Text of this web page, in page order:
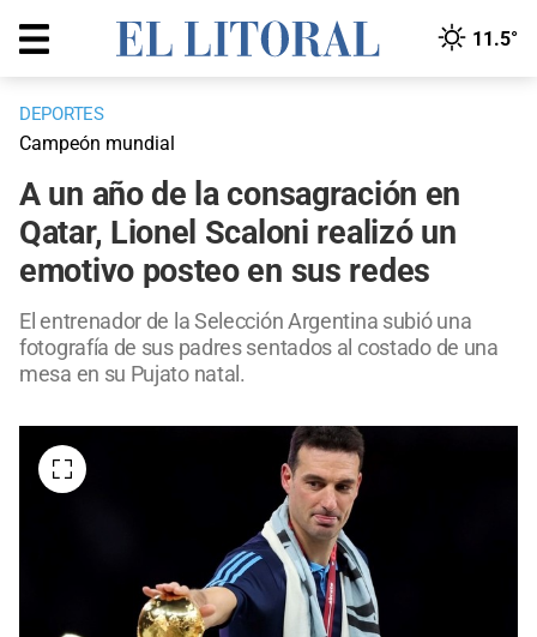
11.5°
DEPORTES
Campeón mundial
A un año de la consagración en
Qatar, Lionel Scaloni realizó un
emotivo posteo en sus redes
El entrenador de la Selección Argentina subió una
fotografía de sus padres sentados al costado de una
mesa en su Pujato natal.